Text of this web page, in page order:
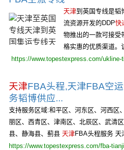
天津到英国专线是韬
流资源开发的DDP快
物推出的一款可接受
格实惠的优质渠道。
https://www.topestexpress.com/ukline-
天津FBA头程,天津FBA空
务韬博供应...
支持服务区域:和平区、河东区、河西区
丽区、西青区、津南区、北辰区、武清区
县、静海县、蓟县 天津FBA头程服务 天
https://www.topestexpress.com/fba-